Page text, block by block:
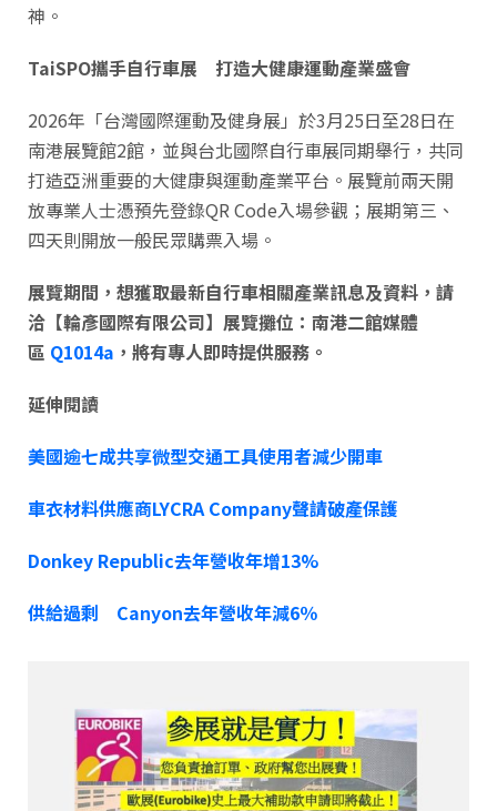
神。
TaiSPO攜手自行車展 打造大健康運動產業盛會
2026年「台灣國際運動及健身展」於3月25日至28日在
南港展覽館2館，並與台北國際自行車展同期舉行，共同
打造亞洲重要的大健康與運動產業平台。展覽前兩天開
放專業人士憑預先登錄QR Code入場參觀；展期第三、
四天則開放一般民眾購票入場。
展覽期間，想獲取最新自行車相關產業訊息及資料，請
洽 【輪彥國際有限公司】 展覽攤位：南港二館媒體
區 Q1014a ，將有專人即時提供服務。
延伸閱讀
美國逾七成共享微型交通工具使用者減少開車
車衣材料供應商LYCRA Company聲請破產保護
Donkey Republic去年營收年增13%
供給過剩 Canyon去年營收年減6％